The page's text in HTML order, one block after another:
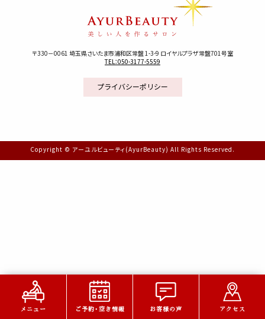
メニュー ご予約・空き情報 お客様の声 アクセス
〒330－0061 埼玉県さいたま市浦和区常盤 1-3-9 ロイヤルプラザ常盤701号室
TEL：050-3177-5559
プライバシーポリシー
Copyright © アーユルビューティ(AyurBeauty) All Rights Reserved.